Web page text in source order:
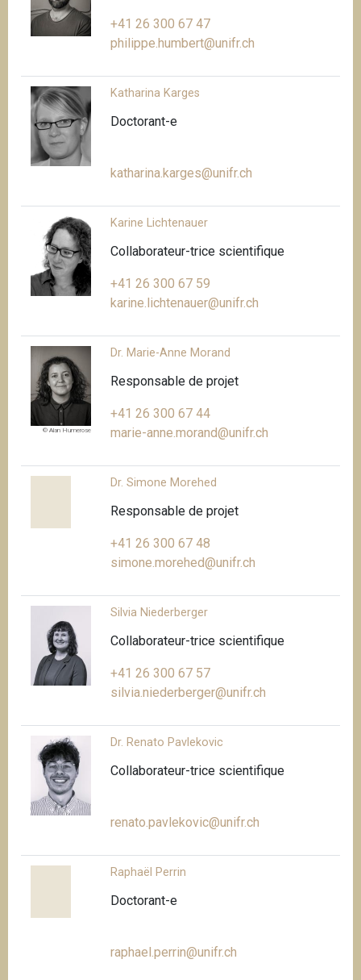
+41 26 300 67 47
philippe.humbert@unifr.ch
Katharina Karges
Doctorant-e
katharina.karges@unifr.ch
Karine Lichtenauer
Collaborateur-trice scientifique
+41 26 300 67 59
karine.lichtenauer@unifr.ch
© Alan Humerose
Dr. Marie-Anne Morand
Responsable de projet
+41 26 300 67 44
marie-anne.morand@unifr.ch
Dr. Simone Morehed
Responsable de projet
+41 26 300 67 48
simone.morehed@unifr.ch
Silvia Niederberger
Collaborateur-trice scientifique
+41 26 300 67 57
silvia.niederberger@unifr.ch
Dr. Renato Pavlekovic
Collaborateur-trice scientifique
renato.pavlekovic@unifr.ch
Raphaël Perrin
Doctorant-e
raphael.perrin@unifr.ch